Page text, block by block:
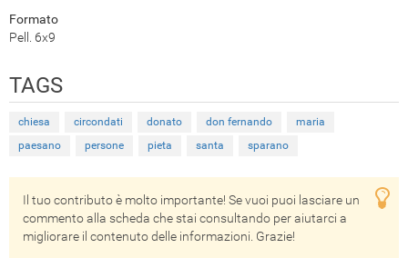
Formato
Pell. 6x9
TAGS
chiesa circondati donato don fernando
maria
paesano
persone pieta santa sparano
Il tuo contributo è molto importante! Se vuoi puoi lasciare un
commento alla scheda che stai consultando per aiutarci a
migliorare il contenuto delle informazioni. Grazie!